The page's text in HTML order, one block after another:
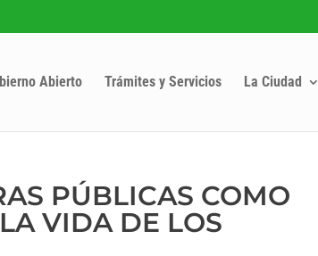
Abierto Trámites y Servicios La Ciudad
PÚBLICAS COMO
VIDA DE LOS